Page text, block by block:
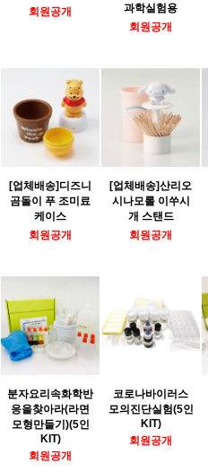
회원공개
과학실험용
회원공개
[업체배송]디즈니
곰돌이 푸 조미료
케이스
회원공개
[업체배송]산리오
시나모롤 이쑤시
개 스탠드
회원공개
분자요리속화학반
응을찾아라(라면
모형만들기)(5인
KIT)
회원공개
코로나바이러스
모의진단실험(5인
KIT)
회원공개